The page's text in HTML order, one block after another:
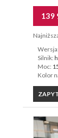
139
Wersja:
Silnik:
Moc:
Kolor